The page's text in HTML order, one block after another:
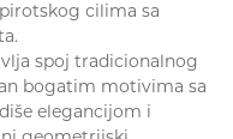
cilima sa
spoj tradicionalnog
bogatim motivima sa
elegancijom i